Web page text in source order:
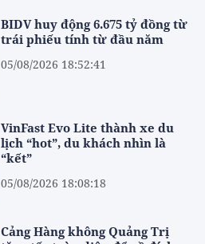
BIDV huy động 6.675 tỷ đồng từ
trái phiếu tính từ đầu năm
05/08/2026 18:52:41
VinFast Evo Lite thành xe du
lịch “hot”, du khách nhìn là
“kết”
05/08/2026 18:08:18
Cảng Hàng không Quảng Trị